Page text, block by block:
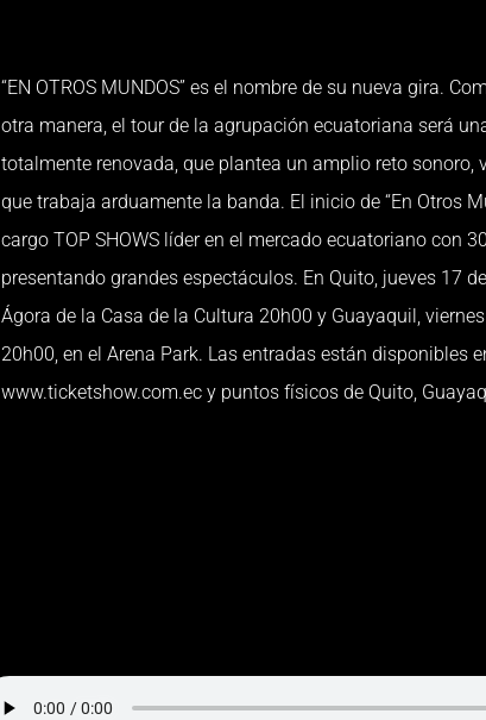
“EN OTROS MUNDOS” es el nombre de su nueva gira.
otra manera, el tour de la agrupación ecuatoriana será
totalmente renovada, que plantea un amplio reto sonoro,
que trabaja arduamente la banda. El inicio de “En Otros
cargo TOP SHOWS líder en el mercado ecuatoriano con
presentando grandes espectáculos. En Quito, jueves 17
Ágora de la Casa de la Cultura 20h00 y Guayaquil,
20h00, en el Arena Park. Las entradas están disponibles
www.ticketshow.com.ec y puntos físicos de Quito,